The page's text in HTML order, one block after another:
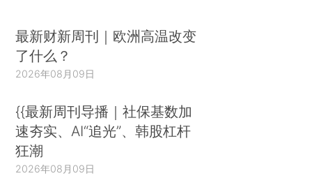
最新财新周刊｜欧洲高温改变
了什么？
2026年08月09日
{{最新周刊导播｜社保基数加
速夯实、AI“追光”、韩股杠杆
狂潮
2026年08月09日